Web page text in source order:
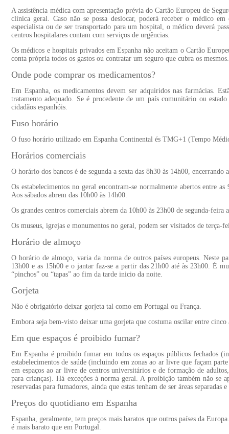
A assistência médica com apresentação prévia do Cartão Europeu de
clínica geral. Caso não se possa deslocar, poderá receber o médico
especialista ou de ser transportado para um hospital, o médico deverá
centros hospitalares contam com serviços de urgências.
Os médicos e hospitais privados em Espanha não aceitam o Cartão
conta própria todos os gastos ou contratar um seguro que cubra os mesmos.
Onde pode comprar os medicamentos?
Em Espanha, os medicamentos devem ser adquiridos nas farmácias.
tratamento adequado. Se é procedente de um país comunitário ou
cidadãos espanhóis.
Fuso horário
O fuso horário utilizado em Espanha Continental és TMG+1 (Tempo
Horários comerciais
O horário dos bancos é de segunda a sexta das 8h30 às 14h00, encerrando
Os estabelecimentos no geral encontram-se normalmente abertos entre
Aos sábados abrem das 10h00 às 14h00.
Os grandes centros comerciais abrem da 10h00 às 23h00 de segunda-feira
Os museus, igrejas e monumentos no geral, podem ser visitados de terça-
Horário de almoço
O horário de almoço, varia da norma de outros países europeus. Neste
13h00 e as 15h00 e o jantar faz-se a partir das 21h00 até às 23h00. É
“pinchos” ou “tapas” ao fim da tarde inicio da noite.
Gorjeta
Não é obrigatório deixar gorjeta tal como em Portugal ou França.
Embora seja bem-visto deixar uma gorjeta que costuma oscilar entre
Em que espaços é proibido fumar?
Em Espanha é proibido fumar em todos os espaços públicos fechados
estabelecimentos de saúde (incluindo em zonas ao ar livre que façam
em espaços ao ar livre de centros universitários e de formação de
para crianças). Há exceções à norma geral. A proibição também não se
reservadas para fumadores, ainda que estas tenham de ser áreas separadas
Preços do quotidiano em Espanha
Espanha, geralmente, tem preços mais baratos que outros países da
é mais barato que em Portugal.